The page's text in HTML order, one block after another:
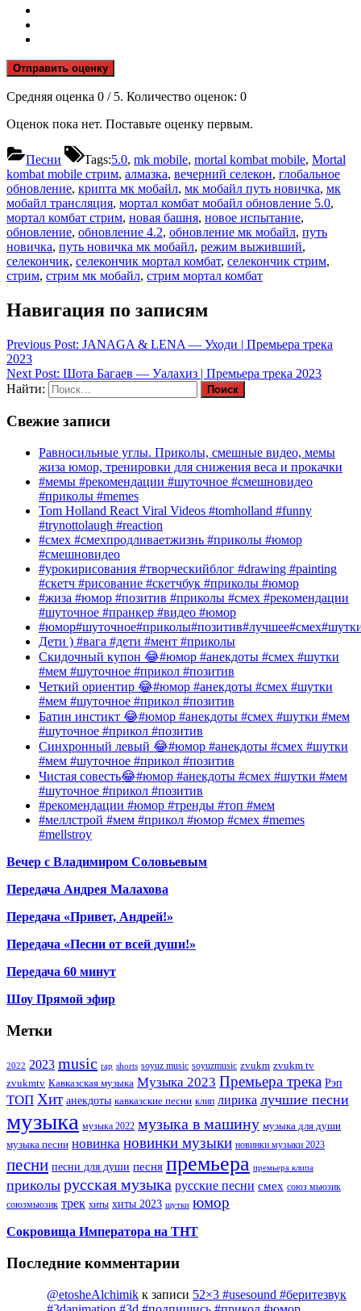
Отправить оценку
Средняя оценка 0 / 5. Количество оценок: 0
Оценок пока нет. Поставьте оценку первым.
Песни Tags:5.0, mk mobile, mortal kombat mobile, Mortal
kombat mobile стрим, алмазка, вечерний селекон, глобальное
обновление, крипта мк мобайл, мк мобайл путь новичка, мк
мобайл трансляция, мортал комбат мобайл обновление 5.0,
мортал комбат стрим, новая башня, новое испытание,
обновление, обновление 4.2, обновление мк мобайл, путь
новичка, путь новичка мк мобайл, режим выживший,
селекончик, селекончик мортал комбат, селекончик стрим,
стрим, стрим мк мобайл, стрим мортал комбат
Навигация по записям
Previous Post: JANAGA & LENA — Уходи | Премьера трека
2023
Next Post: Шота Багаев — Уалахиз | Премьера трека 2023
Найти:
Свежие записи
Равносильные углы. Приколы, смешные видео, мемы
жиза юмор, тренировки для снижения веса и прокачки
#мемы #рекомендации #шуточное #смешновидео
#приколы #memes
Tom Holland React Viral Videos #tomholland #funny
#trynottolaugh #reaction
#смех #смехпродливаетжизнь #приколы #юмор
#смешновидео
#урокирисования #творческийблог #drawing #painting
#скетч #рисование #скетчбук #приколы #юмор
#жиза #юмор #позитив #приколы #смех #рекомендации
#шуточное #пранкер #видео #юмор
Дети ) #вага #дети #мент #приколы
Скидочный купон 😂#юмор #анекдоты #смех #шутки
#мем #шуточное #прикол #позитив
Четкий ориентир 😂#юмор #анекдоты #смех #шутки
#мем #шуточное #прикол #позитив
Батин инстикт 😂#юмор #анекдоты #смех #шутки #мем
#шуточное #прикол #позитив
Синхронный левый 😂#юмор #анекдоты #смех #шутки
#мем #шуточное #прикол #позитив
Чистая совесть😂#юмор #анекдоты #смех #шутки #мем
#шуточное #прикол #позитив
#рекомендации #юмор #тренды #топ #мем
#меллстрой #мем #прикол #юмор #смех #memes
#mellstroy
Вечер с Владимиром Соловьевым
Передача Андрея Малахова
Передача «Привет, Андрей!»
Передача «Песни от всей души!»
Передача 60 минут
Шоу Прямой эфир
Метки
2022 2023 music rap shorts soyuz music soyuzmusic zvukm zvukm tv
zvukmtv Кавказская музыка Музыка 2023 Премьера трека Рэп
ТОП Хит анекдоты кавказские песни клип лирика лучшие песни
музыка музыка 2022 музыка в машину музыка для души
музыка песни новинка новинки музыки новинки музыки 2023
песни песни для души песня премьера премьера клипа
приколы русская музыка русские песни смех союз мьюзик
союзмьюзик трек хиты хиты 2023 шутки юмор
Сокровища Императора на ТНТ
Последние комментарии
@etosheAlchimik к записи 52×3 #usesound #беритезвук